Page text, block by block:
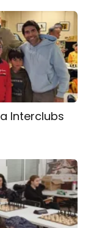
Interclubs